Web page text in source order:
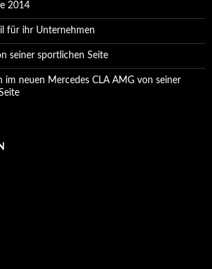
2014
für ihr Unternehmen
seiner sportlichen Seite
im neuen Mercedes CLA AMG von seiner